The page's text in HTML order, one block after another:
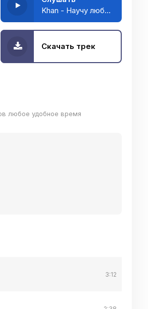
Khan - Научу любить
Скачать трек
любое удобное время
3:12